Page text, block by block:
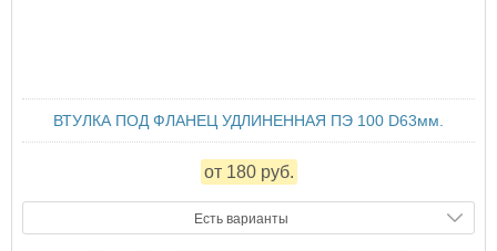
ВТУЛКА ПОД ФЛАНЕЦ УДЛИНЕННАЯ ПЭ 100 D63мм.
от 180 руб.
Есть варианты